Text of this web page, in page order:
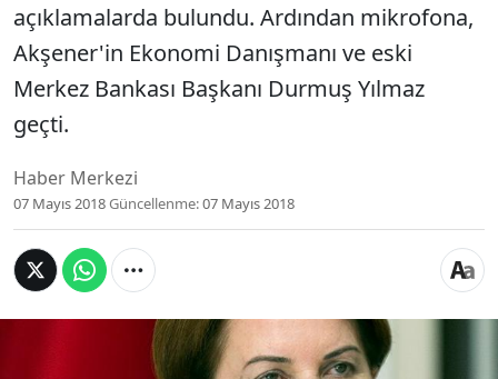
açıklamalarda bulundu. Ardından mikrofona,
Akşener'in Ekonomi Danışmanı ve eski
Merkez Bankası Başkanı Durmuş Yılmaz
geçti.
Haber Merkezi
07 Mayıs 2018Güncellenme:07 Mayıs 2018
İYİ Parti Genel Başkanı Meral Akşener, Ankara'da